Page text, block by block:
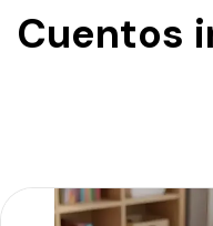
Cuentos